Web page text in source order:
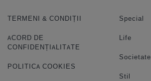
TERMENI & CONDIȚII
ACORD DE
CONFIDENȚIALITATE
POLITICA COOKIES
Special
Life
Societate
Stil